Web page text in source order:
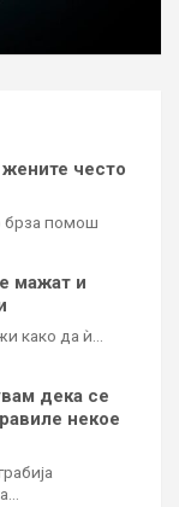
често
брза помош
мажат и
како да ѝ…
дека се
некое